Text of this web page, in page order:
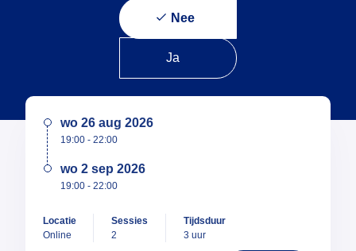
Nee
Ja
wo 26 aug 2026
19:00 - 22:00
wo 2 sep 2026
19:00 - 22:00
Locatie
Online
Sessies
2
Tijdsduur
3 uur